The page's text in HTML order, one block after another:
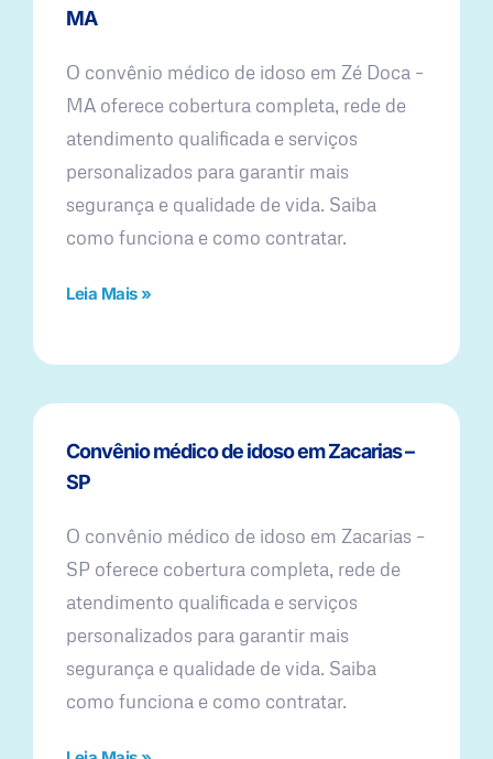
MA
O convênio médico de idoso em Zé Doca –
MA oferece cobertura completa, rede de
atendimento qualificada e serviços
personalizados para garantir mais
segurança e qualidade de vida. Saiba
como funciona e como contratar.
Leia Mais »
Convênio médico de idoso em Zacarias –
SP
O convênio médico de idoso em Zacarias –
SP oferece cobertura completa, rede de
atendimento qualificada e serviços
personalizados para garantir mais
segurança e qualidade de vida. Saiba
como funciona e como contratar.